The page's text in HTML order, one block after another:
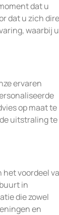
dat u
dat u zich
waarbij
ervaren
op maat te
uitstraling te
voordeel
in
die zowel
en